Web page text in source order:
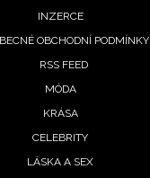
INZERCE
OBCHODNÍ PODMÍNKY
RSS FEED
MÓDA
KRÁSA
CELEBRITY
LÁSKA A SEX